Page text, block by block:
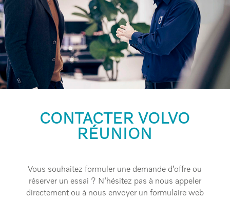
CONTACTER VOLVO
RÉUNION
Vous souhaitez formuler une demande d’offre ou
réserver un essai ? N’hésitez pas à nous appeler
directement ou à nous envoyer un formulaire web